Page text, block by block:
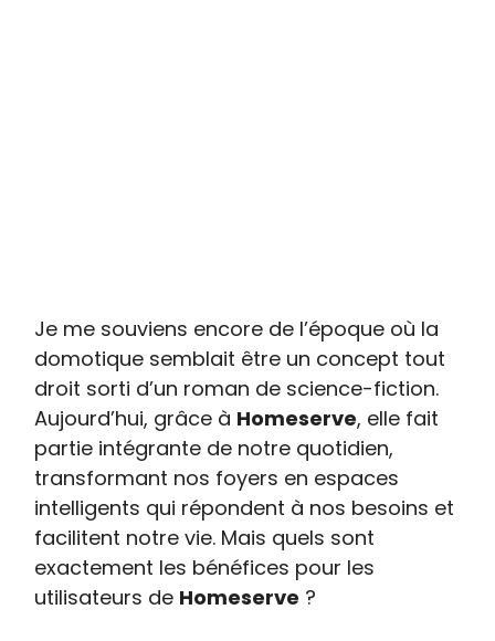
Je me souviens encore de l’époque où la
domotique semblait être un concept tout
droit sorti d’un roman de science-fiction.
Aujourd’hui, grâce à Homeserve, elle fait
partie intégrante de notre quotidien,
transformant nos foyers en espaces
intelligents qui répondent à nos besoins et
facilitent notre vie. Mais quels sont
exactement les bénéfices pour les
utilisateurs de Homeserve ?